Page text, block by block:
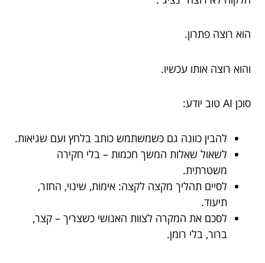
הוא רוצה פתרון.
והוא רוצה אותו עכשיו.
סוכן AI טוב יודע:
להבין כוונה גם כשמשתמש כותב בלחץ ועם שגיאות.
לשאול שאלות המשך חכמות – בלי חקירה
משטרתית.
לסיים תהליך מקצה לקצה: אימות, שינוי, החזר,
תיעוד.
לסכם את המקרה לצוות האנושי כשצריך – קצר,
ברור, בלי רומן.